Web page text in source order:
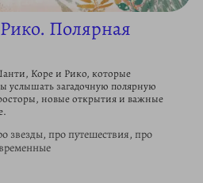
Полярная
Коре и Рико, которые
услышать загадочную полярную
новые открытия и важные
звезды, про путешествия, про